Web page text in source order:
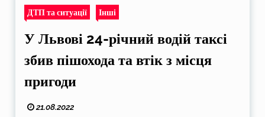
ДТП та ситуації Інші
У Львові 24-річний водій таксі
збив пішохода та втік з місця
пригоди
21.08.2022